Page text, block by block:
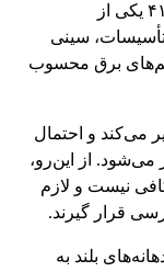
میان انواع مختلف این مقاطع، پروفیل ۴۱×۴۱ یکی از
تأسیسات، سینی
برق محسوب
می‌کند و احتمال
از این‌رو،
نیست و لازم
قرار گیرند.
باربری پروفیل ۴۱×۴۱ در دهانه‌های بلند به